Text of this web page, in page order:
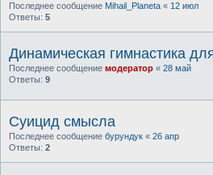
Последнее сообщение Mihail_Planeta « 12 июл
Ответы: 5
Динамическая гимнастика
Последнее сообщение модератор « 28 май
Ответы: 9
Суицид смысла
Последнее сообщение бурундук « 26 апр
Ответы: 2